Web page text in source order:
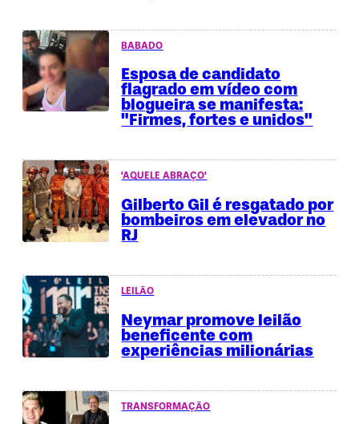
BABADO
Esposa de candidato
flagrado em vídeo com
blogueira se manifesta:
"Firmes, fortes e unidos"
'AQUELE ABRAÇO'
Gilberto Gil é resgatado por
bombeiros em elevador no
RJ
LEILÃO
Neymar promove leilão
beneficente com
experiências milionárias
TRANSFORMAÇÃO